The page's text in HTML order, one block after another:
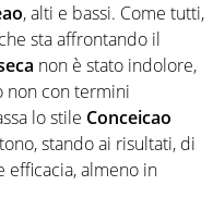
, alti e bassi. Come tutti,
sta affrontando il
non è stato indolore,
non con termini
lo stile Conceicao
stando ai risultati, di
efficacia, almeno in